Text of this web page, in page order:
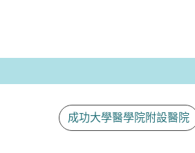
成功大學醫學院附設醫院